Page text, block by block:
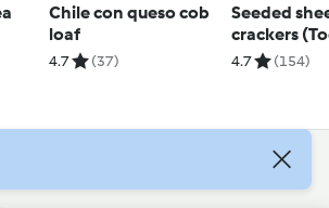
Chile con queso cob
loaf
4.7 (37)
Seeded
crackers
and
4.7 (154)